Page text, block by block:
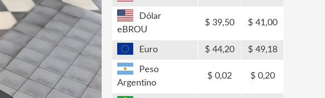
Dólar
eBROU
39,50 41,00
Euro 44,20 49,18
Peso
Argentino
0,02 0,20